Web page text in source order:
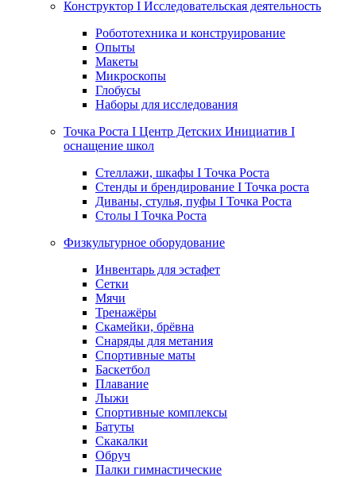
Конструктор I Исследовательская деятельность
Робототехника и конструирование
Опыты
Макеты
Микроскопы
Глобусы
Наборы для исследования
Точка Роста I Центр Детских Инициатив I
оснащение школ
Стеллажи, шкафы I Точка Роста
Стенды и брендирование I Точка роста
Диваны, стулья, пуфы I Точка Роста
Столы I Точка Роста
Физкультурное оборудование
Инвентарь для эстафет
Сетки
Мячи
Тренажёры
Скамейки, брёвна
Снаряды для метания
Спортивные маты
Баскетбол
Плавание
Лыжи
Спортивные комплексы
Батуты
Скакалки
Обруч
Палки гимнастические